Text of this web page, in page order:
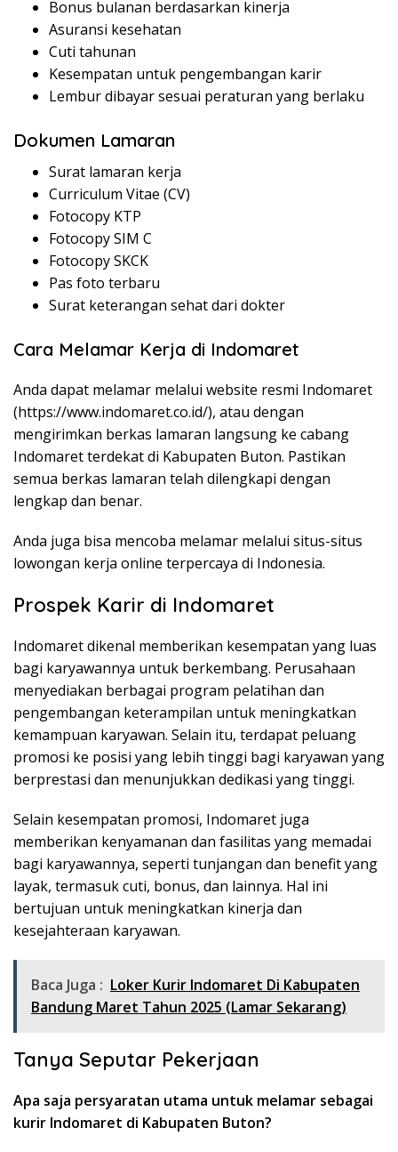
Bonus bulanan berdasarkan kinerja
Asuransi kesehatan
Cuti tahunan
Kesempatan untuk pengembangan karir
Lembur dibayar sesuai peraturan yang berlaku
Dokumen Lamaran
Surat lamaran kerja
Curriculum Vitae (CV)
Fotocopy KTP
Fotocopy SIM C
Fotocopy SKCK
Pas foto terbaru
Surat keterangan sehat dari dokter
Cara Melamar Kerja di Indomaret
Anda dapat melamar melalui website resmi Indomaret
(https://www.indomaret.co.id/), atau dengan
mengirimkan berkas lamaran langsung ke cabang
Indomaret terdekat di Kabupaten Buton. Pastikan
semua berkas lamaran telah dilengkapi dengan
lengkap dan benar.
Anda juga bisa mencoba melamar melalui situs-situs
lowongan kerja online terpercaya di Indonesia.
Prospek Karir di Indomaret
Indomaret dikenal memberikan kesempatan yang luas
bagi karyawannya untuk berkembang. Perusahaan
menyediakan berbagai program pelatihan dan
pengembangan keterampilan untuk meningkatkan
kemampuan karyawan. Selain itu, terdapat peluang
promosi ke posisi yang lebih tinggi bagi karyawan yang
berprestasi dan menunjukkan dedikasi yang tinggi.
Selain kesempatan promosi, Indomaret juga
memberikan kenyamanan dan fasilitas yang memadai
bagi karyawannya, seperti tunjangan dan benefit yang
layak, termasuk cuti, bonus, dan lainnya. Hal ini
bertujuan untuk meningkatkan kinerja dan
kesejahteraan karyawan.
Baca Juga : Loker Kurir Indomaret Di Kabupaten
Bandung Maret Tahun 2025 (Lamar Sekarang)
Tanya Seputar Pekerjaan
Apa saja persyaratan utama untuk melamar sebagai
kurir Indomaret di Kabupaten Buton?